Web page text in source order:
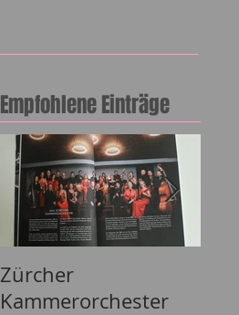
Empfohlene Einträge
Zürcher
Kammerorchester